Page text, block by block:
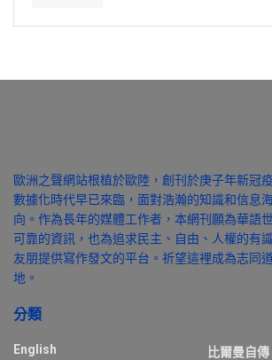
歐洲之聲網站根植於歐陸，創刊於庚子年新冠
數據化時代早已來臨，面對浩瀚的知識和信息
向。作為長年的媒體工作者，本網刊願為華語
可靠的資訊，也為追求民主、自由、人權的有
友朋提供寫作發文的平台。祈望這裡成為志同
地。
分類
English
比爾曼自傳